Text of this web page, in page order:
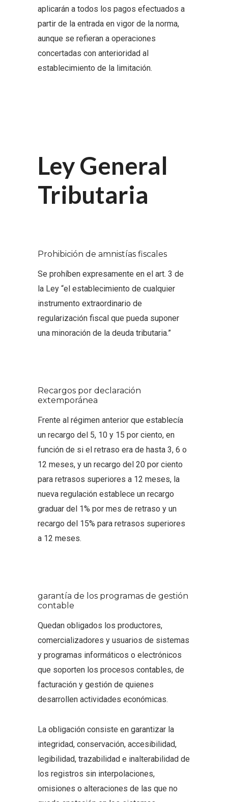
aplicarán a todos los pagos efectuados a
partir de la entrada en vigor de la norma,
aunque se refieran a operaciones
concertadas con anterioridad al
establecimiento de la limitación.
Ley General
Tributaria
Prohibición de amnistías fiscales
Se prohíben expresamente en el art. 3 de
la Ley “el establecimiento de cualquier
instrumento extraordinario de
regularización fiscal que pueda suponer
una minoración de la deuda tributaria.”
Recargos por declaración
extemporánea
Frente al régimen anterior que establecía
un recargo del 5, 10 y 15 por ciento, en
función de si el retraso era de hasta 3, 6 o
12 meses, y un recargo del 20 por ciento
para retrasos superiores a 12 meses, la
nueva regulación establece un recargo
graduar del 1% por mes de retraso y un
recargo del 15% para retrasos superiores
a 12 meses.
garantía de los programas de gestión
contable
Quedan obligados los productores,
comercializadores y usuarios de sistemas
y programas informáticos o electrónicos
que soporten los procesos contables, de
facturación y gestión de quienes
desarrollen actividades económicas.
La obligación consiste en garantizar la
integridad, conservación, accesibilidad,
legibilidad, trazabilidad e inalterabilidad de
los registros sin interpolaciones,
omisiones o alteraciones de las que no